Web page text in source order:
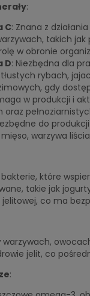
:
C: Znana z
takich
w obronie
D: Niezbędna dla
rybach,
gdy
w produkcji i
oraz
do
warzywa
które
takie jak
co ma
jelit, co
: